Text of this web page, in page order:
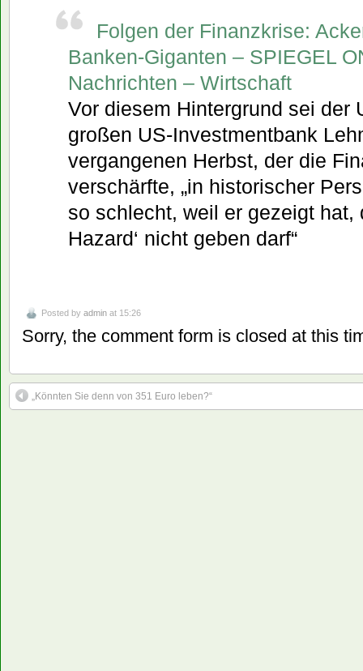
Folgen der Finanzkrise:
Banken-Giganten – SPIEGEL
Nachrichten – Wirtschaft
Vor diesem Hintergrund sei der
großen US-Investmentbank
vergangenen Herbst, der die
verschärfte, „in historischer
so schlecht, weil er gezeigt hat,
Hazard‘ nicht geben darf“
Posted by admin at 15:26
Sorry, the comment form is closed at this
„Könnten Sie denn von 351 Euro leben?“